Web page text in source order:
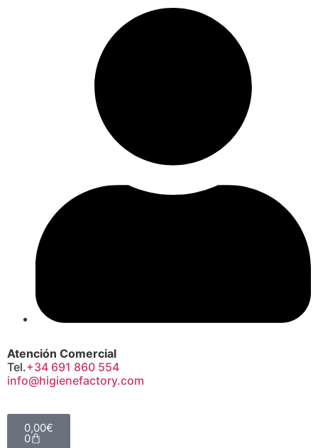
Atención Comercial
Tel.+34 691 860 554
info@higienefactory.com
0,00€
0